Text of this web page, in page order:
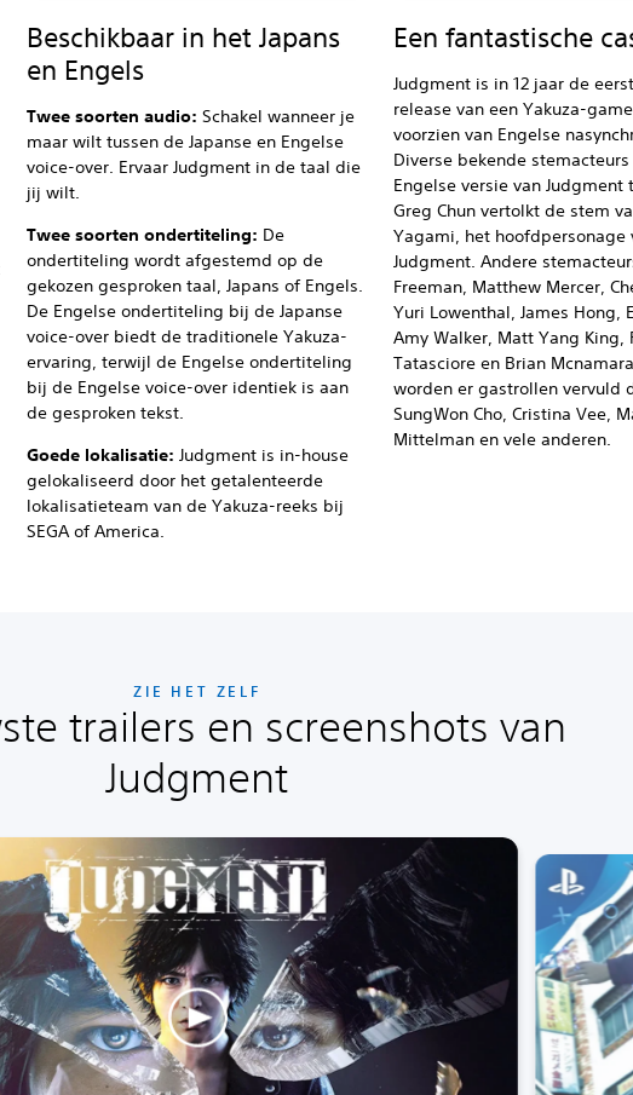
Beschikbaar in het Japans
en Engels
Twee soorten audio: Schakel wanneer je
maar wilt tussen de Japanse en Engelse
voice-over. Ervaar Judgment in de taal die
jij wilt.
Twee soorten ondertiteling: De
ondertiteling wordt afgestemd op de
gekozen gesproken taal, Japans of Engels.
De Engelse ondertiteling bij de Japanse
voice-over biedt de traditionele Yakuza-
ervaring, terwijl de Engelse ondertiteling
bij de Engelse voice-over identiek is aan
de gesproken tekst.
Goede lokalisatie: Judgment is in-house
gelokaliseerd door het getalenteerde
lokalisatieteam van de Yakuza-reeks bij
SEGA of America.
Een fantastische
Judgment is in 12 jaar de
release van een Yakuza-
voorzien van Engelse
Diverse bekende
Engelse versie van Judgment
Greg Chun vertolkt de stem
Yagami, het hoofdpersonage
Judgment. Andere
Freeman, Matthew Mercer,
Yuri Lowenthal, James Hong,
Amy Walker, Matt Yang King,
Tatasciore en Brian
worden er gastrollen vervuld
SungWon Cho, Cristina Vee,
Mittelman en vele anderen.
ZIE HET ZELF
trailers en screenshots van
Judgment